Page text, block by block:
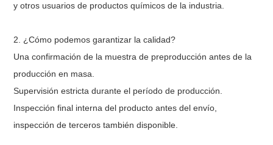
y otros usuarios de productos químicos de la industria.
2. ¿Cómo podemos garantizar la calidad?
Una confirmación de la muestra de preproducción antes de la
producción en masa.
Supervisión estricta durante el período de producción.
Inspección final interna del producto antes del envío,
inspección de terceros también disponible.